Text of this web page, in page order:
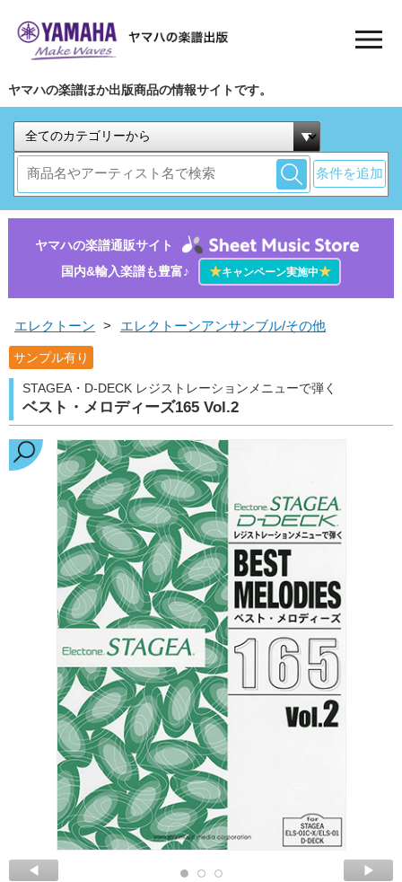
ヤマハの楽譜ほか出版商品の情報サイトです。
条件を追加
ヤマハの楽譜通販サイト
国内&輸入楽譜も豊富♪
★キャンペーン実施中★
エレクトーン > エレクトーンアンサンブル/その他
サンプル有り
STAGEA・D-DECK レジストレーションメニューで弾く
ベスト・メロディーズ165 Vol.2